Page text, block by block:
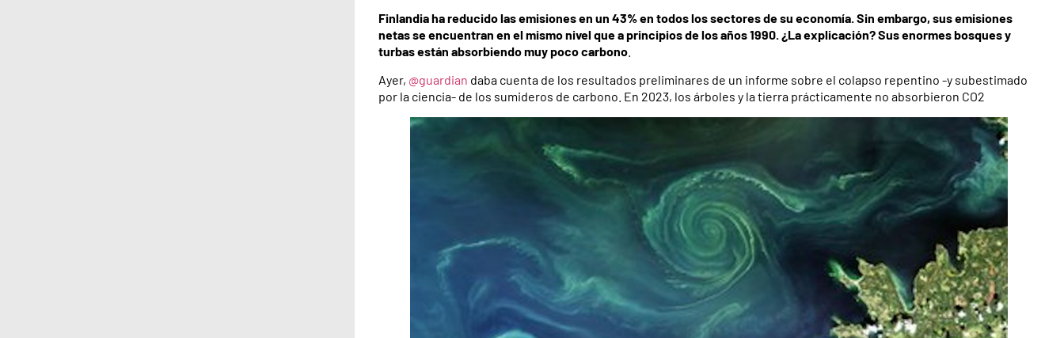
Finlandia ha reducido las emisiones en un 43% en todos los sectores de su economía. Sin embargo, sus emisiones
netas se encuentran en el mismo nivel que a principios de los años 1990. ¿La explicación? Sus enormes bosques y
turbas están absorbiendo muy poco carbono.
Ayer, @guardian daba cuenta de los resultados preliminares de un informe sobre el colapso repentino -y subestimado
por la ciencia- de los sumideros de carbono. En 2023, los árboles y la tierra prácticamente no absorbieron CO2